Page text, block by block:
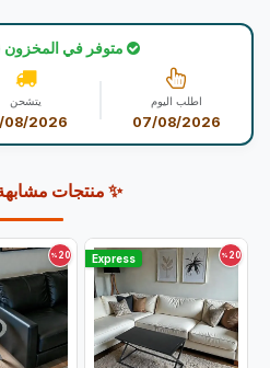
متوفر في
اطلب اليوم
07/08/2026
يتشحن
08/2026
✨ منتجات
20
%
Express
20
%